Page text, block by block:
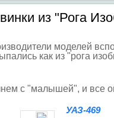
из "Рога
моделей
как из "рога
с "малышей", и все
УАЗ-469